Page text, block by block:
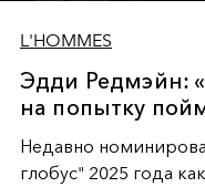
L'HOMMES
Эдди Редмэйн:
на попытку
Недавно
глобус" 2025 года